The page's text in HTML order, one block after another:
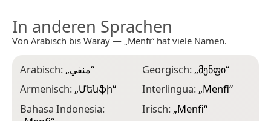
In anderen Sprachen
Von Arabisch bis Waray — „Menfi“ hat viele Namen.
Arabisch: „منفي“
Armenisch: „Մենֆի“
Bahasa Indonesia:
Georgisch: „მენფი“
Interlingua: „Menfi“
Irisch: „Menfi“